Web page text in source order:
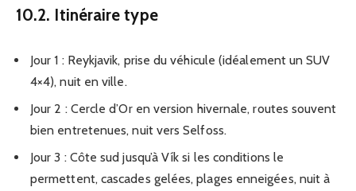
10.2. Itinéraire type
Jour 1 : Reykjavik, prise du véhicule (idéalement un SUV
4×4), nuit en ville.
Jour 2 : Cercle d’Or en version hivernale, routes souvent
bien entretenues, nuit vers Selfoss.
Jour 3 : Côte sud jusqu’à Vík si les conditions le
permettent, cascades gelées, plages enneigées, nuit à